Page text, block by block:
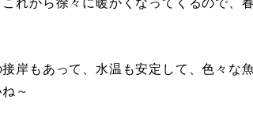
岸もあって、水温も安定して、色々な
～